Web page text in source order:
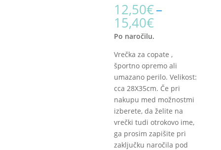
12,50€–
15,40€Price
range:
12,50€
through
15,40€
Po naročilu.
Vrečka za copate ,
športno opremo ali
umazano perilo. Velikost:
cca 28X35cm. Če pri
nakupu med možnostmi
izberete, da želite na
vrečki tudi otrokovo ime,
ga prosim zapišite pri
zaključku naročila pod